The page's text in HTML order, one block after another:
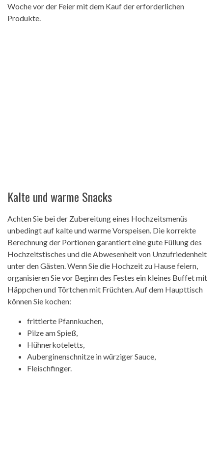
Woche vor der Feier mit dem Kauf der erforderlichen
Produkte.
Kalte und warme Snacks
Achten Sie bei der Zubereitung eines Hochzeitsmenüs
unbedingt auf kalte und warme Vorspeisen. Die korrekte
Berechnung der Portionen garantiert eine gute Füllung des
Hochzeitstisches und die Abwesenheit von Unzufriedenheit
unter den Gästen. Wenn Sie die Hochzeit zu Hause feiern,
organisieren Sie vor Beginn des Festes ein kleines Buffet mit
Häppchen und Törtchen mit Früchten. Auf dem Haupttisch
können Sie kochen:
frittierte Pfannkuchen,
Pilze am Spieß,
Hühnerkoteletts,
Auberginenschnitze in würziger Sauce,
Fleischfinger.